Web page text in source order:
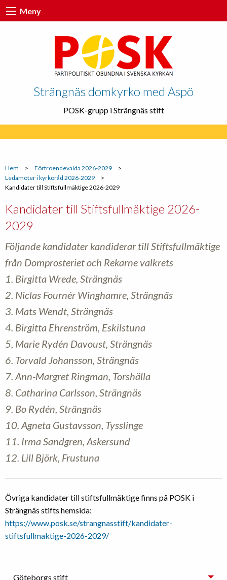
Meny
Strängnäs domkyrko med Aspö
POSK-grupp i Strängnäs stift
Hem > Förtroendevalda 2026-2029
>
Ledamöter i kyrkoråd 2026-2029
>
Kandidater till Stiftsfullmäktige 2026-2029
Kandidater till Stiftsfullmäktige 2026-
2029
Följande kandidater kandiderar till Stiftsfullmäktige
från Domprosteriet och Rekarne valkrets
1. Birgitta Wrede, Strängnäs
2. Niclas Fournér Winghamre, Strängnäs
3. Mats Wendt, Strängnäs
4. Birgitta Ehrenström, Eskilstuna
5, Marie Rydén Davoust, Strängnäs
6. Torvald Johansson, Strängnäs
7. Ann-Margret Ringman, Torshälla
8. Catharina Carlsson, Strängnäs
9. Bo Rydén, Strängnäs
10. Agneta Gustavsson, Tysslinge
11. Irma Sandgren, Askersund
12. Lill Björk, Frustuna
Övriga kandidater till stiftsfullmäktige finns på POSK i
Strängnäs stifts hemsida:
https://www.posk.se/strangnasstift/kandidater-
stiftsfullmaktige-2026-2029/
Göteborgs stift